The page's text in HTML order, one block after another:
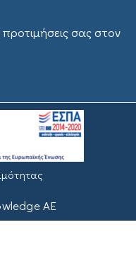
προτιμήσεις σας στον
AE